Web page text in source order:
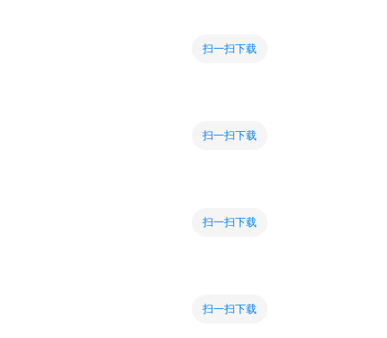
扫一扫下载
扫一扫下载
扫一扫下载
扫一扫下载